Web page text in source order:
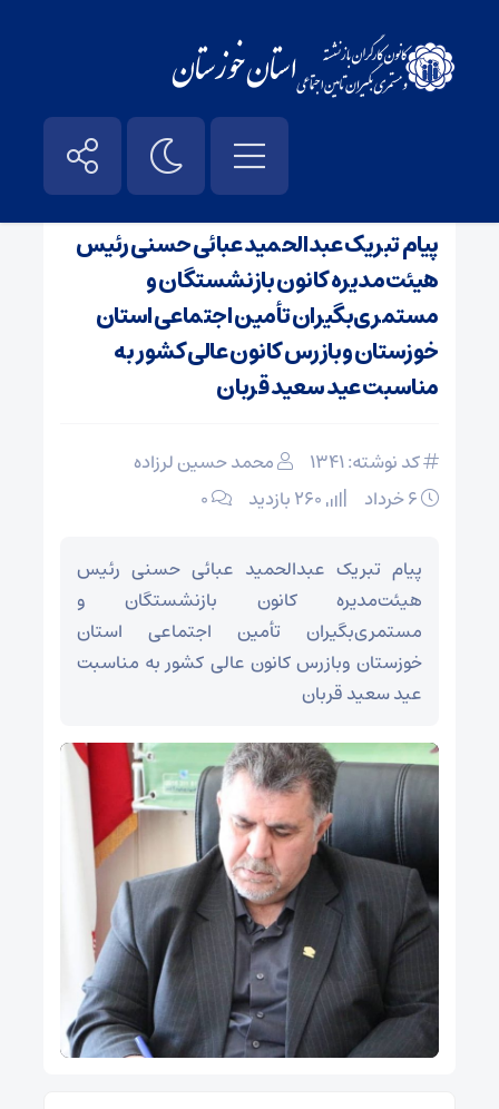
پیام تبریک عبدالحمید عبائی حسنی رئیس
هیئت‌مدیره کانون بازنشستگان و
مستمری‌بگیران تأمین اجتماعی استان
خوزستان وبازرس کانون عالی کشور به
مناسبت عید سعید قربان
کد نوشته: 1341
محمد حسین لرزاده
۰
پیام تبریک عبدالحمید عبائی حسنی رئیس
هیئت‌مدیره کانون بازنشستگان و
مستمری‌بگیران تأمین اجتماعی استان
خوزستان وبازرس کانون عالی کشور به مناسبت
عید سعید قربان